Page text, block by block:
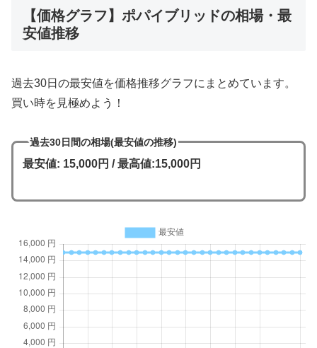
【価格グラフ】ポパイブリッドの相場・最
安値推移
過去30日の最安値を価格推移グラフにまとめています。
買い時を見極めよう！
過去30日間の相場(最安値の推移)
最安値: 15,000円 / 最高値:15,000円